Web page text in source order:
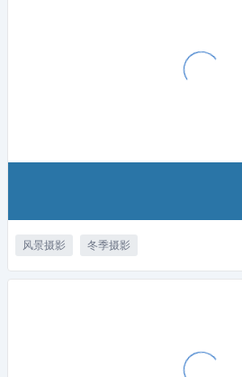
风景摄影 冬季摄影